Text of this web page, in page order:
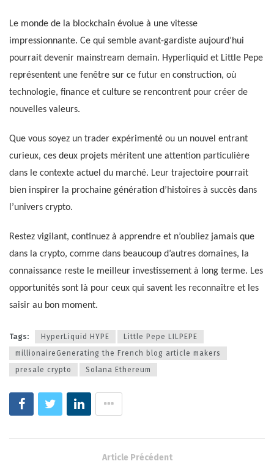
Le monde de la blockchain évolue à une vitesse
impressionnante. Ce qui semble avant-gardiste aujourd’hui
pourrait devenir mainstream demain. Hyperliquid et Little Pepe
représentent une fenêtre sur ce futur en construction, où
technologie, finance et culture se rencontrent pour créer de
nouvelles valeurs.
Que vous soyez un trader expérimenté ou un nouvel entrant
curieux, ces deux projets méritent une attention particulière
dans le contexte actuel du marché. Leur trajectoire pourrait
bien inspirer la prochaine génération d’histoires à succès dans
l’univers crypto.
Restez vigilant, continuez à apprendre et n’oubliez jamais que
dans la crypto, comme dans beaucoup d’autres domaines, la
connaissance reste le meilleur investissement à long terme. Les
opportunités sont là pour ceux qui savent les reconnaître et les
saisir au bon moment.
Tags: HyperLiquid HYPE
Little Pepe LILPEPE
millionaireGenerating the French blog article makers
presale crypto
Solana Ethereum
Article Précédent